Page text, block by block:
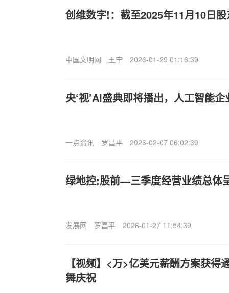
创维数字!：截至2025年11月10日
中国文明网 王宁 2026-01-29 01:16:39
央‘视’AI盛典即将播出，人工智能
一点资讯 罗昌平 2026-02-07 06:02:39
绿地控:股前—三季度经营业绩总体
发展网 罗昌平 2026-01-27 11:54:39
【视频】<万>亿美元薪酬方案获得
舞庆祝